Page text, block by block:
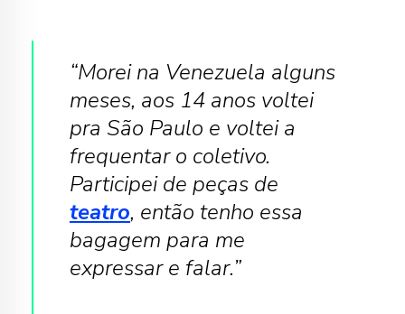
“Morei na Venezuela alguns
meses, aos 14 anos voltei
pra São Paulo e voltei a
frequentar o coletivo.
Participei de peças de
teatro, então tenho essa
bagagem para me
expressar e falar.”